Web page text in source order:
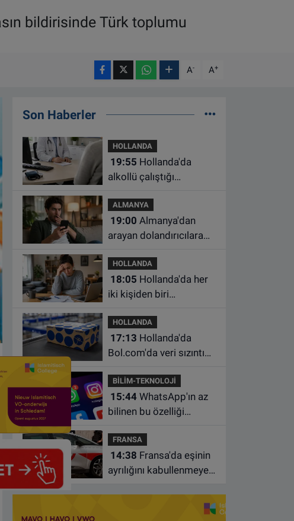
bildirisinde Türk toplumu
A- A+
Son Haberler
HOLLANDA
19:55
alkollü çalıştığı
çalışma yasağı
ALMANYA
19:00
arayan dolandırıcılara
HOLLANDA
18:05
iki kişiden biri
HOLLANDA
17:13
Bol.com'da veri sızıntısı:
geçirilmiş olabilir
BİLİM-TEKNOLOJİ
15:44WhatsApp'ın az
bilinen bu özelliği
hale getiriyor
FRANSA
14:38
ayrılığını kabullenmeyen